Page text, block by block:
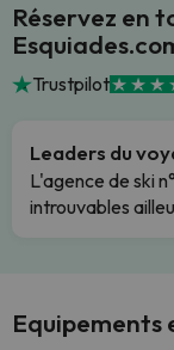
Réservez en
Trustpilot
Leaders du
L'agence de ski
introuvables
Equipements